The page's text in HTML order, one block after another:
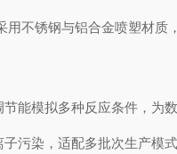
用不锈钢与铝合金喷塑材
能模拟多种反应条件，为
污染，适配多批次生产模式